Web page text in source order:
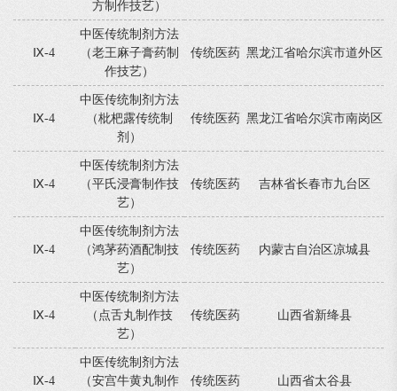
方制作技艺）
Ⅸ-4
中医传统制剂方法
（老王麻子膏药制
作技艺）
传统医药 黑龙江省哈尔滨市道外区
Ⅸ-4
中医传统制剂方法
（枇杷露传统制
剂）
传统医药 黑龙江省哈尔滨市南岗区
Ⅸ-4
中医传统制剂方法
（平氏浸膏制作技
艺）
传统医药 吉林省长春市九台区
Ⅸ-4
中医传统制剂方法
（鸿茅药酒配制技
艺）
传统医药 内蒙古自治区凉城县
Ⅸ-4
中医传统制剂方法
（点舌丸制作技
艺）
传统医药 山西省新绛县
Ⅸ-4
中医传统制剂方法
（安宫牛黄丸制作
传统医药 山西省太谷县